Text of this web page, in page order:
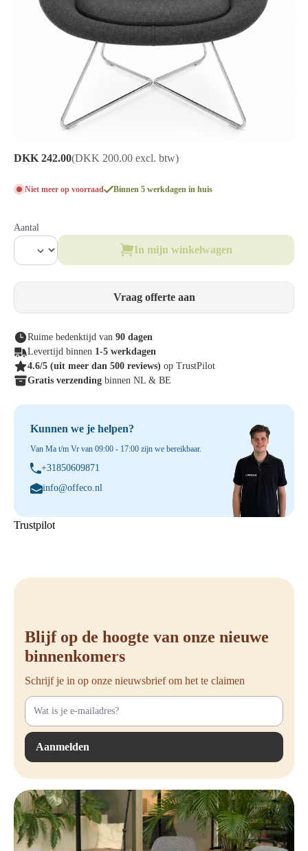
DKK 242.00(DKK 200.00 excl. btw)
Niet meer op voorraad Binnen 5 werkdagen in huis
Aantal
In mijn winkelwagen
Vraag offerte aan
Ruime bedenktijd van 90 dagen
Levertijd binnen 1-5 werkdagen
4.6/5 (uit meer dan 500 reviews) op TrustPilot
Gratis verzending binnen NL & BE
Kunnen we je helpen?
Van Ma t/m Vr van 09:00 - 17:00 zijn we bereikbaar.
+31850609871
info@offeco.nl
Trustpilot
Blijf op de hoogte van onze nieuwe
binnenkomers
Schrijf je in op onze nieuwsbrief om het te claimen
Aanmelden